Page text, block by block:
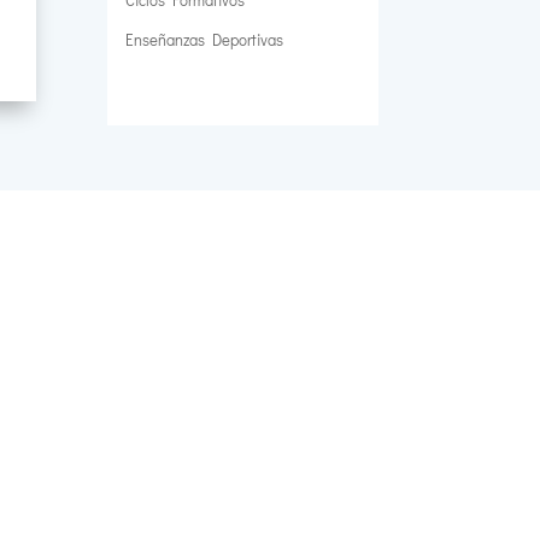
Enseñanzas Deportivas